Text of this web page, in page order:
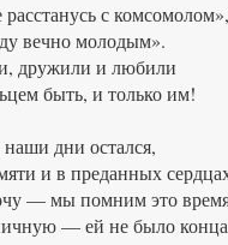
с комсомолом»,
вечно молодым».
дружили и любили
быть, и только им!
дни остался,
и в преданных
— мы помним это
— ей не было